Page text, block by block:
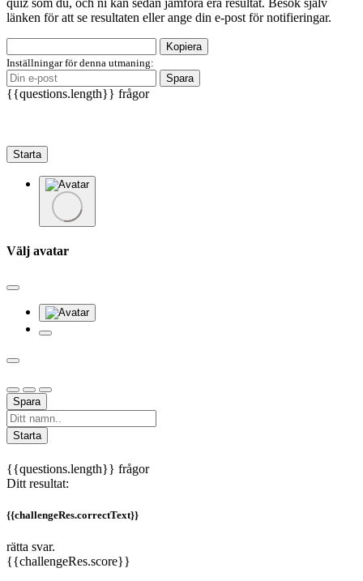
länken för att se resultaten eller ange din e-post för notifieringar.
Kopiera
Inställningar för denna utmaning:
Spara
{{questions.length}} frågor
Starta
Välj avatar
Spara
Starta
{{questions.length}} frågor
Ditt resultat:
{{challengeRes.correctText}}
rätta svar.
{{challengeRes.score}}